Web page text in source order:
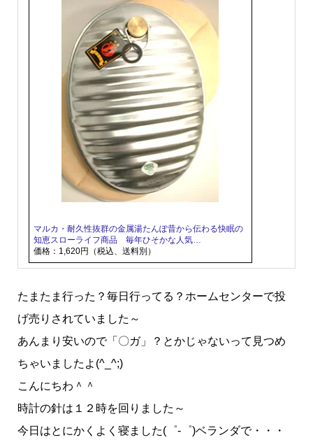
マルカ・耐久性抜群の金属湯たんぽ昔から伝わる快眠の
知恵スローライフ商品 毎年ひそかな人気…
価格：1,620円（税込、送料別）
たまたま行った？毎日行ってる？ホームセンターで投
げ売りされていました～
あんまり安いので「〇ガ」？とかじゃないって見つめ
ちゃいましたよ(^_^;)
こんにちわ＾＾
時計の針は１２時を回りました～
今日はとにかくよく寝ました(゜-゜)ベランダで・・・